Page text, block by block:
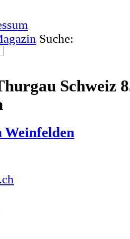
Suche:
Schweiz
Weinfelden